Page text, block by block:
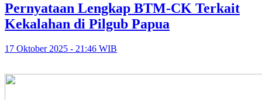
Pernyataan Lengkap BTM-CK Terkait
Kekalahan di Pilgub Papua
17 Oktober 2025 - 21:46 WIB